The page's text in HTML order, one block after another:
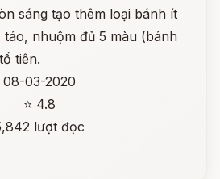
sáng tạo thêm loại bánh ít
nhuộm đủ 5 màu (bánh
tiên.
08-03-2020
⭐ 4.8
lượt đọc